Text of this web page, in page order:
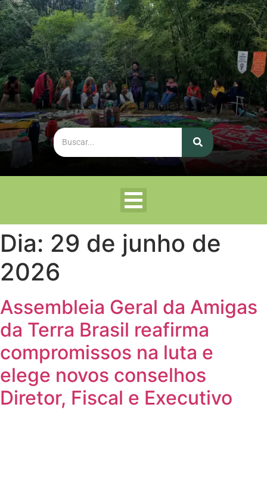
Dia: 29 de junho de
2026
Assembleia Geral da Amigas
da Terra Brasil reafirma
compromissos na luta e
elege novos conselhos
Diretor, Fiscal e Executivo